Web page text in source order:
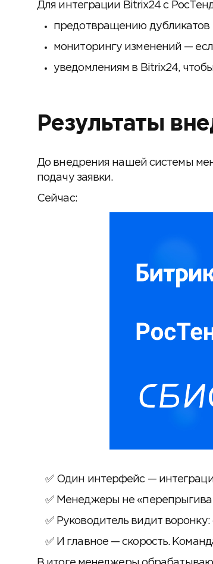
Для интеграции Bitrix24 с
предотвращению дубликатов
мониторингу изменений —
уведомлениям в Bitrix24,
Результаты
До внедрения нашей системы
подачу заявки.
Сейчас:
Один интерфейс —
Менеджеры не
Руководитель видит
И главное — скорость.